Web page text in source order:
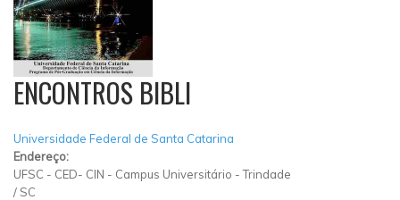
ENCONTROS BIBLI
Universidade Federal de Santa Catarina
Endereço:
UFSC - CED- CIN - Campus Universitário - Trindade
/ SC